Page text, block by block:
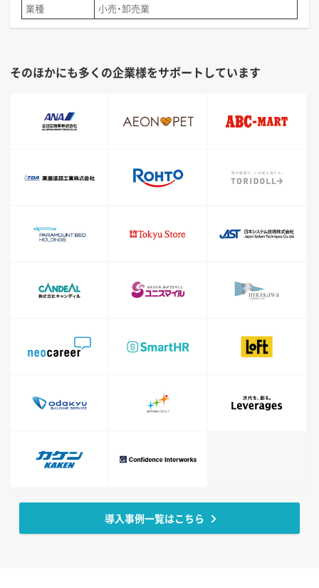
業種 小売・卸売業
そのほかにも多くの企業様をサポートしています
導入事例一覧はこちら